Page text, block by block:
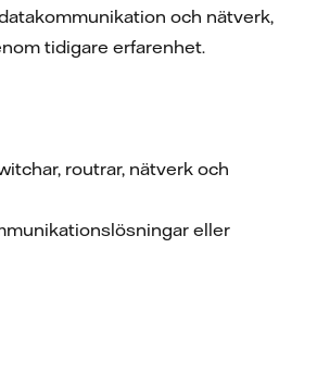
och nätverk,
tidigare erfarenhet.
routrar, nätverk och
eller